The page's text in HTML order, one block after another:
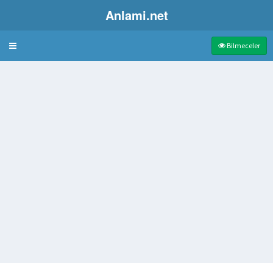
Anlami.net
Bulmaca Bilmeceler